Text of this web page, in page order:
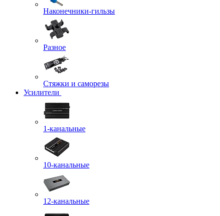
Наконечники-гильзы
Разное
Стяжки и саморезы
Усилители
1-канальные
10-канальные
12-канальные